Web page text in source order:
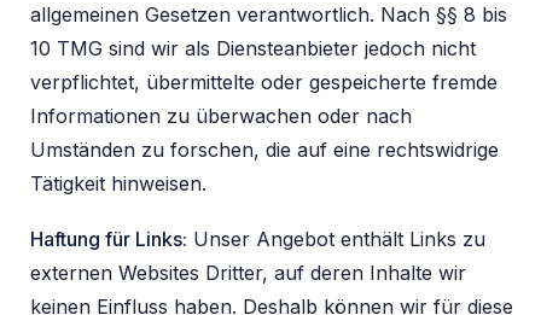
allgemeinen Gesetzen verantwortlich. Nach §§ 8 bis
10 TMG sind wir als Diensteanbieter jedoch nicht
verpflichtet, übermittelte oder gespeicherte fremde
Informationen zu überwachen oder nach
Umständen zu forschen, die auf eine rechtswidrige
Tätigkeit hinweisen.
Haftung für Links: Unser Angebot enthält Links zu
externen Websites Dritter, auf deren Inhalte wir
keinen Einfluss haben. Deshalb können wir für diese